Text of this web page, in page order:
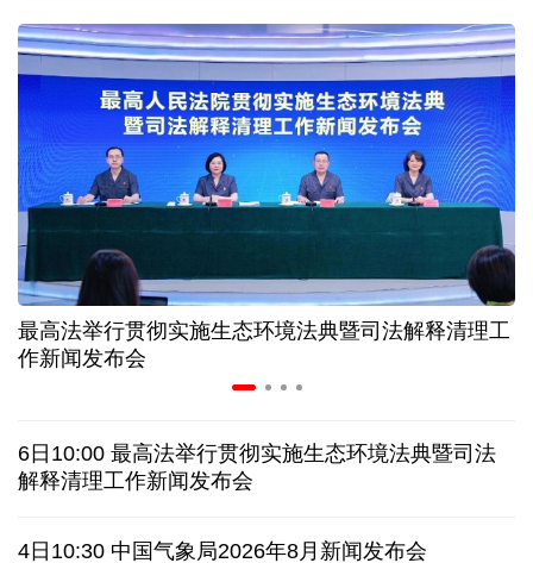
“零关税”实施100天 见证中非合作新气象
高温下用电负荷创新高 解码今夏的清凉底气
活力中国调研行丨弯道超车 如何“皖”美提速
年中经济观察 服务实体经济 财政金融打出"组合拳"
7月份中国仓储指数保持扩张 行业运行韧性较强
俄黑客称获取北约直接参与袭击俄领土证据
全球媒体聚焦︱外媒：美国劳动力市场正在走弱
最高法举行贯彻实施生态环境法典暨司法解释清理工
作新闻发布会
6日10:00 最高法举行贯彻实施生态环境法典暨司法
解释清理工作新闻发布会
4日10:30 中国气象局2026年8月新闻发布会